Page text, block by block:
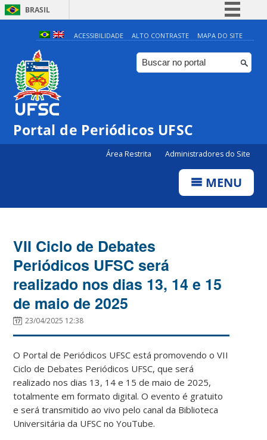
BRASIL
Simplifique!
Comunica BR
Participe
Canais
ACESSIBILIDADE ALTO CONTRASTE MAPA DO SITE
Portal de Periódicos UFSC
Área Restrita Administradores do Site
MENU
VII Ciclo de Debates
Periódicos UFSC será
realizado nos dias 13, 14 e 15
de maio de 2025
23/04/2025 12:38
O Portal de Periódicos UFSC está promovendo o VII
Ciclo de Debates Periódicos UFSC, que será
realizado nos dias 13, 14 e 15 de maio de 2025,
totalmente em formato digital. O evento é gratuito
e será transmitido ao vivo pelo canal da Biblioteca
Universitária da UFSC no YouTube.